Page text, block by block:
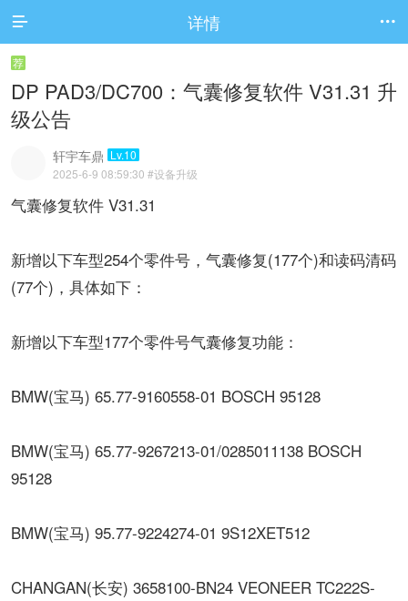
 详情 
荐
DP PAD3/DC700：气囊修复软件 V31.31 升
级公告
轩宇车鼎 Lv.10
2025-6-9 08:59:30 #设备升级
气囊修复软件 V31.31
新增以下车型254个零件号，气囊修复(177个)和读码清码
(77个)，具体如下：
新增以下车型177个零件号气囊修复功能：
BMW(宝马) 65.77-9160558-01 BOSCH 95128
BMW(宝马) 65.77-9267213-01/0285011138 BOSCH
95128
BMW(宝马) 95.77-9224274-01 9S12XET512
CHANGAN(长安) 3658100-BN24 VEONEER TC222S-